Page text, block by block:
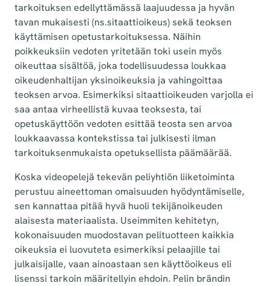
tarkoituksen edellyttämässä laajuudessa ja hyvän
tavan mukaisesti (ns.sitaattioikeus) sekä teoksen
käyttämisen opetustarkoituksessa. Näihin
poikkeuksiin vedoten yritetään toki usein myös
oikeuttaa sisältöä, joka todellisuudessa loukkaa
oikeudenhaltijan yksinoikeuksia ja vahingoittaa
teoksen arvoa. Esimerkiksi sitaattioikeuden varjolla ei
saa antaa virheellistä kuvaa teoksesta, tai
opetuskäyttöön vedoten esittää teosta sen arvoa
loukkaavassa kontekstissa tai julkisesti ilman
tarkoituksenmukaista opetuksellista päämäärää.
Koska videopelejä tekevän peliyhtiön liiketoiminta
perustuu aineettoman omaisuuden hyödyntämiselle,
sen kannattaa pitää hyvä huoli tekijänoikeuden
alaisesta materiaalista. Useimmiten kehitetyn,
kokonaisuuden muodostavan pelituotteen kaikkia
oikeuksia ei luovuteta esimerkiksi pelaajille tai
julkaisijalle, vaan ainoastaan sen käyttöoikeus eli
lisenssi tarkoin määritellyin ehdoin. Pelin brändin